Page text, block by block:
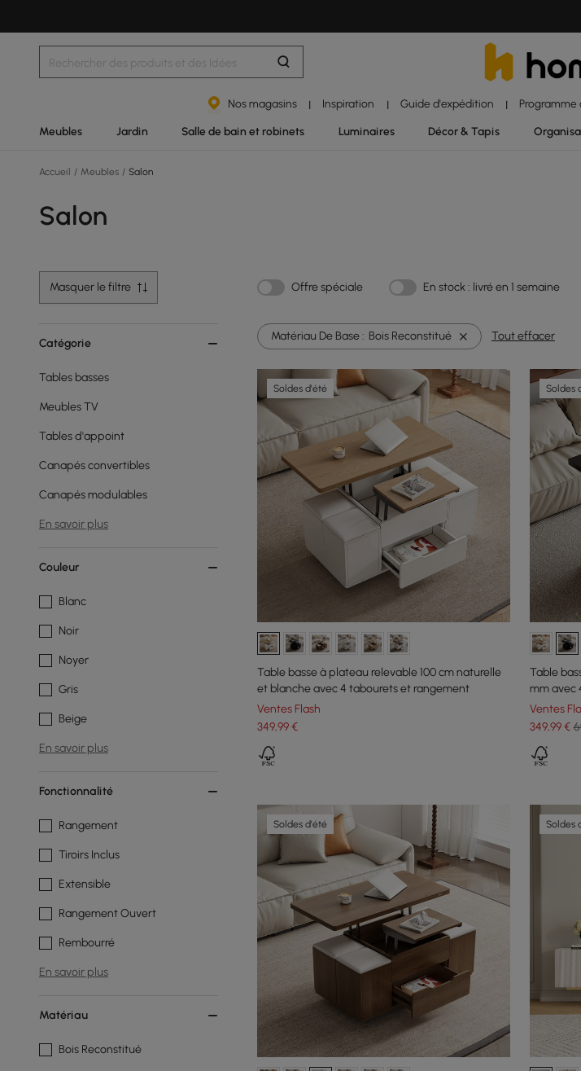
Nos magasins | Inspiration | Guide d'expédition | Programme
Meubles Jardin Salle de bain et robinets Luminaires Décor & Tapis
Accueil / Meubles / Salon
Salon
Masquer le filtre Offre spéciale En stock : livré en 1 semaine
Catégorie
Tables basses
Meubles TV
Tables d'appoint
Canapés convertibles
Canapés modulables
En savoir plus
Couleur
Blanc
Noir
Noyer
Gris
Beige
En savoir plus
Fonctionnalité
Rangement
Tiroirs Inclus
Extensible
Rangement Ouvert
Rembourré
En savoir plus
Matériau
Bois Reconstitué
Matériau De Base : Bois Reconstitué Tout effacer
Soldes d'été
Table basse à plateau relevable 100 cm naturelle
et blanche avec 4 tabourets et rangement
Ventes Flash
349,99€
Soldes
Table
mm avec
Ventes
349,99€
Soldes d'été Soldes